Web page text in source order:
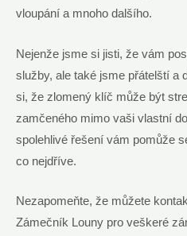
vloupání a mnoho dalšího.
Nejenže jsme si jisti, že vám
služby, ale také jsme přátelští a
si, že zlomený klíč může být
zamčeného mimo vaši vlastní
spolehlivé řešení vám pomůže
co nejdříve.
Nezapomeňte, že můžete
Zámečník Louny pro veškeré